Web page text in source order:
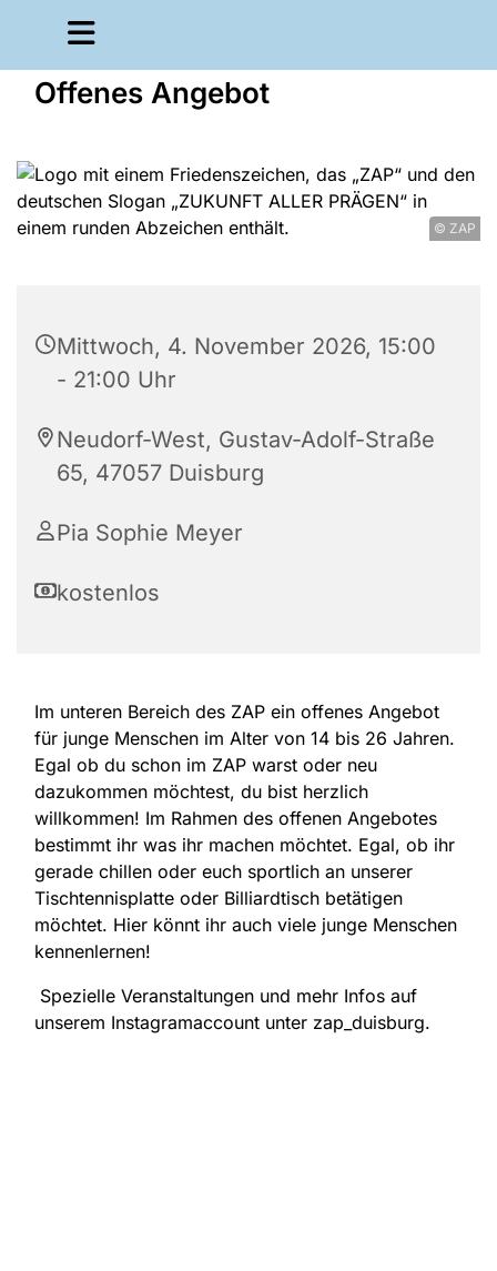
Offenes Angebot
© ZAP
Mittwoch, 4. November 2026, 15:00
- 21:00 Uhr
Neudorf-West, Gustav-Adolf-Straße
65, 47057 Duisburg
Pia Sophie Meyer
kostenlos
Im unteren Bereich des ZAP ein offenes Angebot
für junge Menschen im Alter von 14 bis 26 Jahren.
Egal ob du schon im ZAP warst oder neu
dazukommen möchtest, du bist herzlich
willkommen! Im Rahmen des offenen Angebotes
bestimmt ihr was ihr machen möchtet. Egal, ob ihr
gerade chillen oder euch sportlich an unserer
Tischtennisplatte oder Billiardtisch betätigen
möchtet. Hier könnt ihr auch viele junge Menschen
kennenlernen!
Spezielle Veranstaltungen und mehr Infos auf
unserem Instagramaccount unter zap_duisburg.